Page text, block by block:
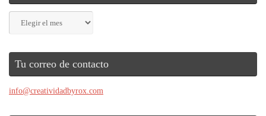
Tu correo de contacto
info@creatividadbyrox.com